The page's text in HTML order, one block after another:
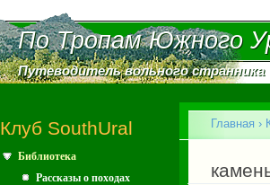
По Тропам Южного
По Тропам Южного
Путеводитель вольного странника
Путеводитель вольного странника
Клуб SouthUral
Библиотека
Рассказы о походах
Вы
Главная ›